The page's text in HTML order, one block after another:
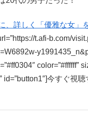
、詳しく「優雅な女」
t.afi-b.com/
color=”#ffffff”
id=”button1″]今すぐ視